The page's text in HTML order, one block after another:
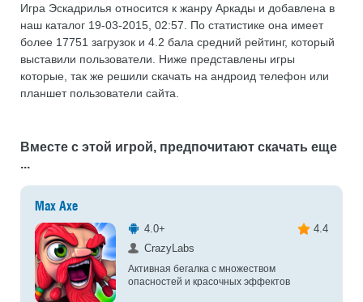
Игра Эскадрилья относится к жанру Аркады и добавлена в
наш каталог 19-03-2015, 02:57. По статистике она имеет
более 17751 загрузок и 4.2 бала средний рейтинг, который
выставили пользователи. Ниже представлены игры
которые, так же решили скачать на андроид телефон или
планшет пользователи сайта.
Вместе с этой игрой, предпочитают скачать еще
Max Axe
4.0+
4.4
CrazyLabs
Активная бегалка с множеством
опасностей и красочных эффектов